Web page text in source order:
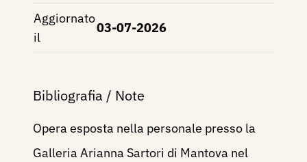
Aggiornato
il
03-07-2026
Bibliografia / Note
Opera esposta nella personale presso la
Galleria Arianna Sartori di Mantova nel